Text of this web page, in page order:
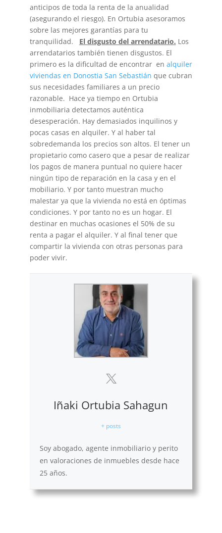
anticipos de toda la renta de la anualidad
(asegurando el riesgo). En Ortubia asesoramos
sobre las mejores garantías para tu
tranquilidad. El disgusto del arrendatario. Los
arrendatarios también tienen disgustos. El
primero es la dificultad de encontrar en alquiler
viviendas en Donostia San Sebastián que cubran
sus necesidades familiares a un precio
razonable. Hace ya tiempo en Ortubia
inmobiliaria detectamos auténtica
desesperación. Hay demasiados inquilinos y
pocas casas en alquiler. Y al haber tal
sobredemanda los precios son altos. El tener un
propietario como casero que a pesar de realizar
los pagos de manera puntual no quiere hacer
ningún tipo de reparación en la casa y en el
mobiliario. Y por tanto muestran mucho
malestar ya que la vivienda no está en óptimas
condiciones. Y por tanto no es un hogar. El
destinar en muchas ocasiones el 50% de su
renta a pagar el alquiler. Y al final tener que
compartir la vivienda con otras personas para
poder vivir.
Iñaki Ortubia Sahagun
+ posts
Soy abogado, agente inmobiliario y perito
en valoraciones de inmuebles desde hace
25 años.